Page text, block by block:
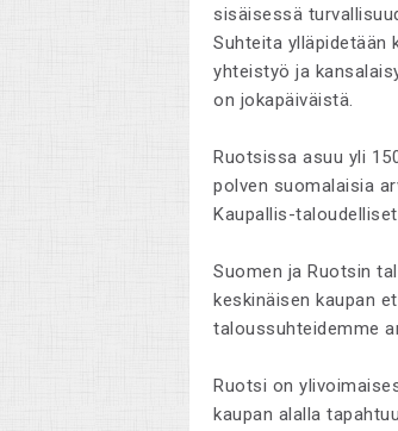
sisäisessä
Suhteita ylläpidetään
yhteistyö ja
on jokapäiväistä.
Ruotsissa asuu yli
polven suomalaisia
Kaupallis-
Suomen ja Ruotsin
keskinäisen kaupan
taloussuhteidemme
Ruotsi on
kaupan alalla